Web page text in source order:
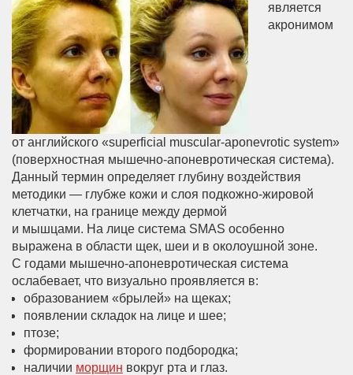
является
акронимом
от английского «superficial muscular-aponevrotic system»
(поверхностная мышечно-апоневротическая система).
Данный термин определяет глубину воздействия
методики — глубже кожи и слоя подкожно-жировой
клетчатки, на границе между дермой
и мышцами. На лице система SMAS особенно
выражена в области щек, шеи и в околоушной зоне.
С годами мышечно-апоневротическая система
ослабевает, что визуально проявляется в:
образованием «брылей» на щеках;
появлении складок на лице и шее;
птозе;
формировании второго подбородка;
наличии морщин вокруг рта и глаз.